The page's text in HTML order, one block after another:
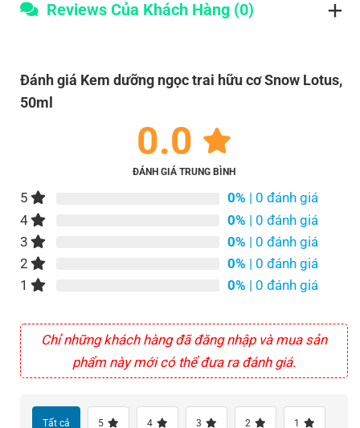
Reviews Của Khách Hàng (0)
Đánh giá Kem dưỡng ngọc trai hữu cơ Snow Lotus,
50ml
0.0
ĐÁNH GIÁ TRUNG BÌNH
5 0% | 0 đánh giá
4
0% | 0 đánh giá
3
0% | 0 đánh giá
2
0% | 0 đánh giá
1
0% | 0 đánh giá
Chỉ những khách hàng đã đăng nhập và mua sản
phẩm này mới có thể đưa ra đánh giá.
Tất cả 5 4 3 2 1